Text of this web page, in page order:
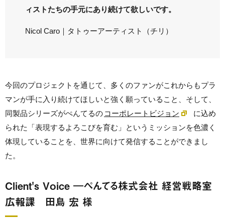
ィストたちの手元にあり続けて欲しいです。
Nicol Caro｜タトゥーアーティスト（チリ）
今回のプロジェクトを通じて、多くのファンがこれからもプラ
マンが手に入り続けてほしいと強く願っていること、そして、
同製品シリーズがぺんてるの コーポレートビジョン
に込め
られた「表現するよろこびを育む」というミッションを色濃く
体現していることを、世界に向けて発信することができまし
た。
Client's Voice ―ぺんてる株式会社 経営戦略室
広報課 田島 宏 様